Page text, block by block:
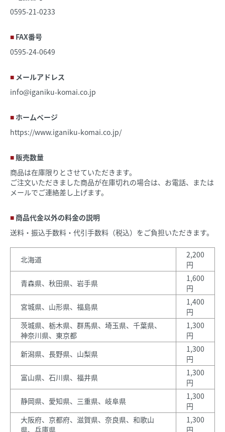
0595-21-0233
FAX番号
0595-24-0649
メールアドレス
info@iganiku-komai.co.jp
ホームページ
https://www.iganiku-komai.co.jp/
販売数量
商品は在庫限りとさせていただきます。
ご注文いただきました商品が在庫切れの場合は、お電話、または
メールでご連絡差し上げます。
商品代金以外の料金の説明
送料・振込手数料・代引手数料（税込）をご負担いただきます。
北海道
2,200
円
青森県、秋田県、岩手県
1,600
円
宮城県、山形県、福島県
1,400
円
茨城県、栃木県、群馬県、埼玉県、千葉県、
神奈川県、東京都
1,300
円
新潟県、長野県、山梨県
1,300
円
富山県、石川県、福井県
1,300
円
静岡県、愛知県、三重県、岐阜県
1,300
円
大阪府、京都府、滋賀県、奈良県、和歌山
県、兵庫県
1,300
円